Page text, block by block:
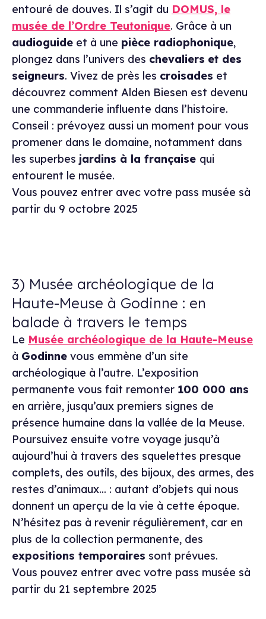
entouré de douves. Il s’agit du DOMUS, le
musée de l’Ordre Teutonique. Grâce à un
audioguide et à une pièce radiophonique,
plongez dans l’univers des chevaliers et des
seigneurs. Vivez de près les croisades et
découvrez comment Alden Biesen est devenu
une commanderie influente dans l’histoire.
Conseil : prévoyez aussi un moment pour vous
promener dans le domaine, notamment dans
les superbes jardins à la française qui
entourent le musée.
Vous pouvez entrer avec votre pass musée sà
partir du 9 octobre 2025
3) Musée archéologique de la
Haute-Meuse à Godinne : en
balade à travers le temps
Le Musée archéologique de la Haute-Meuse
à Godinne vous emmène d’un site
archéologique à l’autre. L’exposition
permanente vous fait remonter 100 000 ans
en arrière, jusqu’aux premiers signes de
présence humaine dans la vallée de la Meuse.
Poursuivez ensuite votre voyage jusqu’à
aujourd’hui à travers des squelettes presque
complets, des outils, des bijoux, des armes, des
restes d’animaux... : autant d’objets qui nous
donnent un aperçu de la vie à cette époque.
N’hésitez pas à revenir régulièrement, car en
plus de la collection permanente, des
expositions temporaires sont prévues.
Vous pouvez entrer avec votre pass musée sà
partir du 21 septembre 2025